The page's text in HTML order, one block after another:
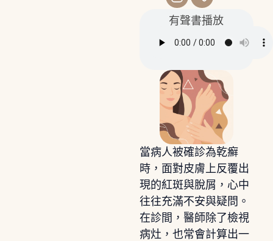
有聲書播放
當病人被確診為乾癬
時，面對皮膚上反覆出
現的紅斑與脫屑，心中
往往充滿不安與疑問。
在診間，醫師除了檢視
病灶，也常會計算出一